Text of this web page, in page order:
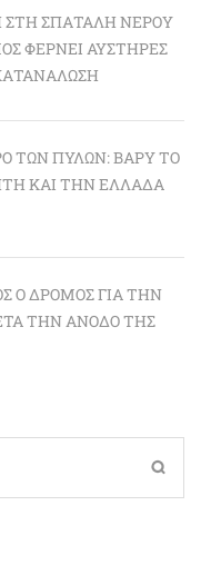
ΣΠΑΤΆΛΗ ΝΕΡΟΎ
ΦΈΡΝΕΙ ΑΥΣΤΗΡΈΣ
ΤΩΝ ΠΥΛΏΝ: BΑΡΎ ΤΟ
ΚΑΙ ΤΗΝ ΕΛΛΆΔΑ
Ο ΔΡΌΜΟΣ ΓΙΑ ΤΗΝ
ΤΗΝ ΆΝΟΔΟ ΤΗΣ